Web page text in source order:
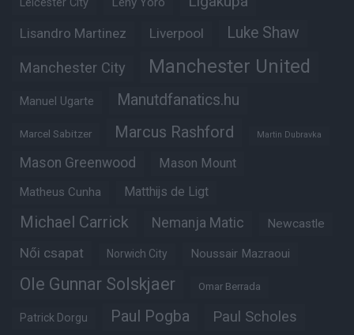
Leicester City
Lisandro Martinez Liverpool Luke Shaw
Manchester City Manchester United
Manuel Ugarte Manutdfanatics.hu
Marcel Sabitzer Marcus Rashford Martin Dubravka
Mason Greenwood Mason Mount
Matheus Cunha Matthijs de Ligt
Michael Carrick Nemanja Matic Newcastle
Női csapat Norwich City Noussair Mazraoui
Ole Gunnar Solskjaer Omar Berrada
Patrick Dorgu Paul Pogba Paul Scholes